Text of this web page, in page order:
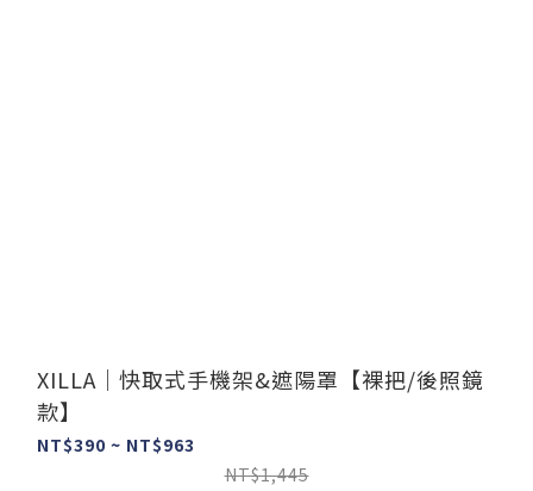
XILLA｜快取式手機架&遮陽罩【裸把/後照鏡
款】
NT$390 ~ NT$963
NT$1,445